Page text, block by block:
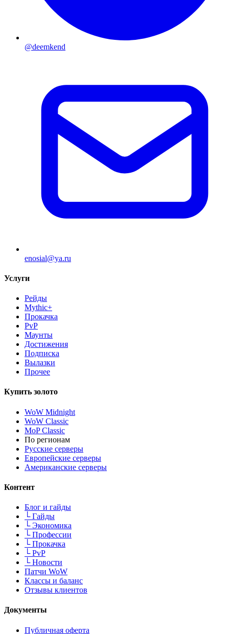
@deemkend
enosial@ya.ru
Услуги
Рейды
Mythic+
Прокачка
PvP
Маунты
Достижения
Подписка
Вылазки
Прочее
Купить золото
WoW Midnight
WoW Classic
MoP Classic
По регионам
Русские серверы
Европейские серверы
Американские серверы
Контент
Блог и гайды
└Гайды
└Экономика
└Профессии
└Прокачка
└PvP
└Новости
Патчи WoW
Классы и баланс
Отзывы клиентов
Документы
Публичная оферта